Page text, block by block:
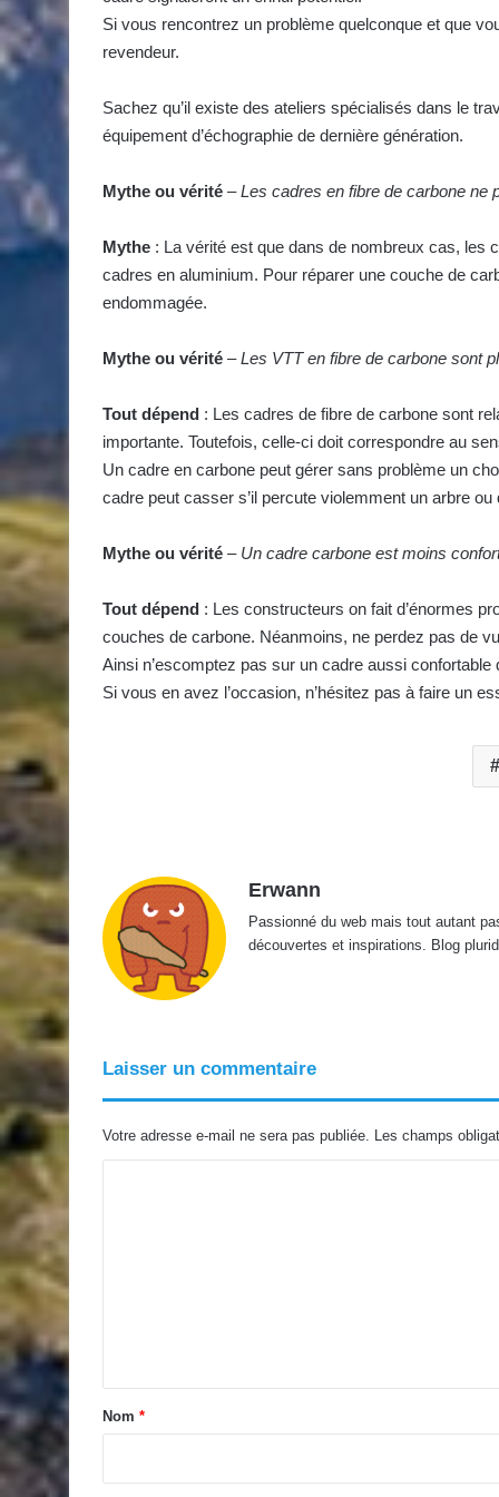
Si vous rencontrez un problème quelconque et que
revendeur.
Sachez qu’il existe des ateliers spécialisés dans le
équipement d’échographie de dernière génération.
Mythe ou vérité –Les cadres en fibre de carbone ne
Mythe : La vérité est que dans de nombreux cas, les
cadres en aluminium. Pour réparer une couche de
endommagée.
Mythe ou vérité –Les VTT en fibre de carbone sont
Tout dépend : Les cadres de fibre de carbone sont
importante. Toutefois, celle-ci doit correspondre au
Un cadre en carbone peut gérer sans problème un
cadre peut casser s’il percute violemment un arbre ou
Mythe ou vérité – Un cadre carbone est moins
Tout dépend : Les constructeurs on fait d’énormes
couches de carbone. Néanmoins, ne perdez pas de
Ainsi n’escomptez pas sur un cadre aussi
Si vous en avez l’occasion, n’hésitez pas à faire un
Erwann
Passionné du web mais tout autant
découvertes et inspirations. Blog
Laisser un commentaire
Votre adresse e-mail ne sera pas publiée. Les champs
aNom *